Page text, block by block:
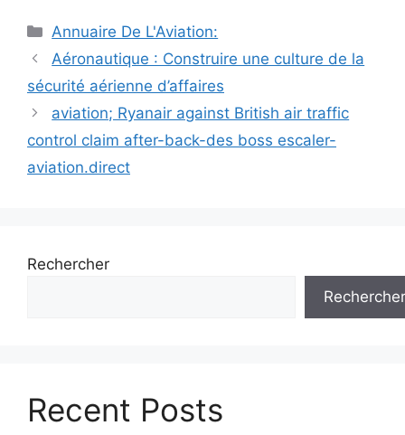
Catégories
Annuaire De L'Aviation:
Navigation
des
Aéronautique : Construire une culture de la
sécurité aérienne d’affaires
aviation; Ryanair against British air traffic
control claim after-back-des boss escaler-
aviation.direct
Rechercher
Rechercher
Recent Posts